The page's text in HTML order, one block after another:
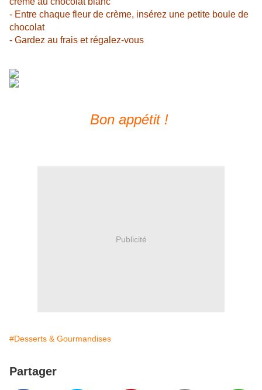
- Entre chaque fleur de crème, insérez une petite boule de
chocolat
- Gardez au frais et régalez-vous
Bon appétit !
Publicité
#Desserts & Gourmandises
Partager